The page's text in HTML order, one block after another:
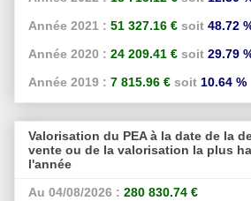
Année 2021 : 51 327.16 € soit 48.72
Année 2020 : 24 209.41 € soit 29.79
Année 2019 : 7 815.96 € soit 10.64 %
Valorisation du PEA à la date de la
vente ou de la valorisation la plus
l'année
Au 04/08/2026 : 280 830.74 €